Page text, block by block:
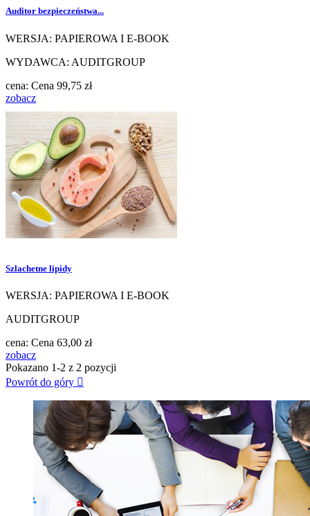
Auditor bezpieczeństwa...
WERSJA: PAPIEROWA I E-BOOK
WYDAWCA: AUDITGROUP
cena: Cena 99,75 zł
zobacz
Szlachetne lipidy
WERSJA: PAPIEROWA I E-BOOK
AUDITGROUP
cena: Cena 63,00 zł
zobacz
Pokazano 1-2 z 2 pozycji
Powrót do góry 